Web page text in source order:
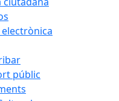
públic